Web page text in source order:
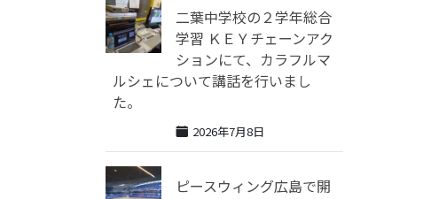
二葉中学校の２学年総合
学習 ＫＥＹチェーンアク
ションにて、カラフルマ
ルシェについて講話を行いまし
た。
2026年7月8日
ピースウィング広島で開